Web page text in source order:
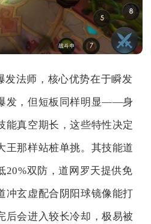
发法师，核心优势在于瞬发
发，但短板同样明显——身
能真空期长，这些特性决定
王那样站桩单挑。其技能道
20%双防，道网罗天提供免
冲玄虚配合阴阳球镜像能打
后会进入较长冷却，极易被